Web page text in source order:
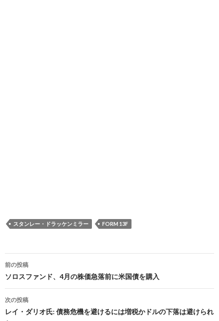
スタンレー・ドラッケンミラー FORM 13F
投
稿
ナ
ビ
前の投稿
ソロスファンド、4月の株価急落前に米国債を購入
次の投稿
レイ・ダリオ氏: 債務危機を避けるには増税かドルの下落は避けられ